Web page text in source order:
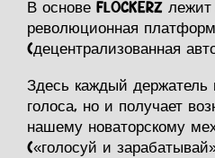
В основе FLOCKERZ
революционная
(децентрализованная
Здесь каждый держатель
голоса, но и получает
нашему новаторскому
(«голосуй и